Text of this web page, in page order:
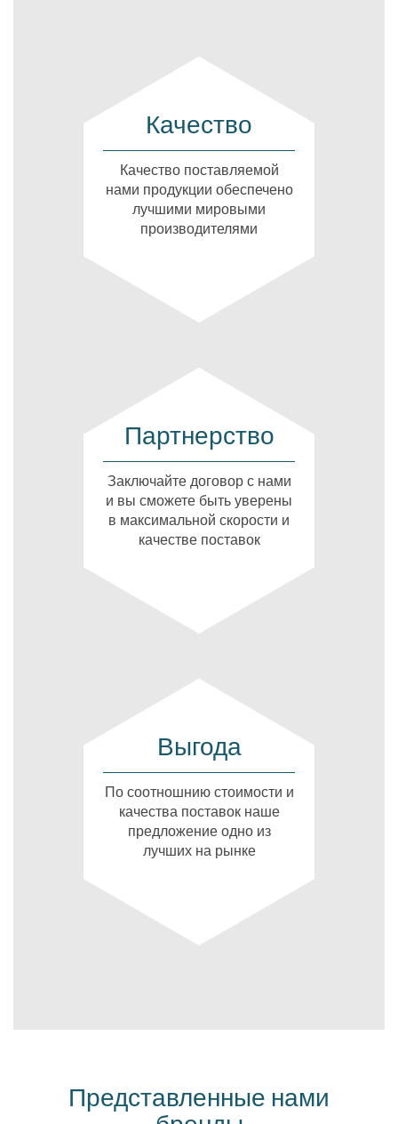
Качество
Качество поставляемой
нами продукции обеспечено
лучшими мировыми
производителями
Партнерство
Заключайте договор с нами
и вы сможете быть уверены
в максимальной скорости и
качестве поставок
Выгода
По соотношнию стоимости и
качества поставок наше
предложение одно из
лучших на рынке
Представленные нами